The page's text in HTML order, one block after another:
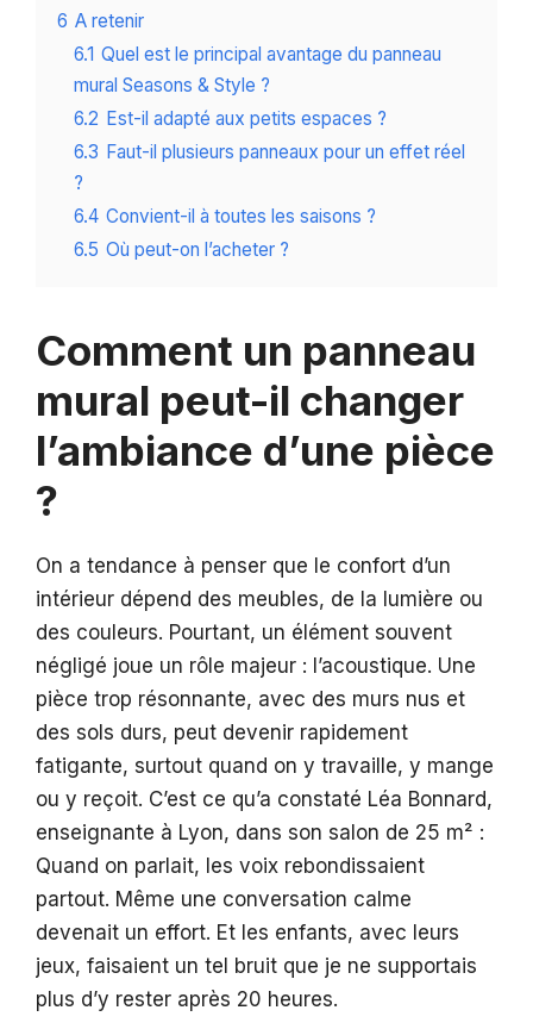
6 A retenir
6.1 Quel est le principal avantage du panneau
mural Seasons & Style ?
6.2 Est-il adapté aux petits espaces ?
6.3 Faut-il plusieurs panneaux pour un effet réel
?
6.4 Convient-il à toutes les saisons ?
6.5 Où peut-on l’acheter ?
Comment un panneau
mural peut-il changer
l’ambiance d’une pièce
?
On a tendance à penser que le confort d’un
intérieur dépend des meubles, de la lumière ou
des couleurs. Pourtant, un élément souvent
négligé joue un rôle majeur : l’acoustique. Une
pièce trop résonnante, avec des murs nus et
des sols durs, peut devenir rapidement
fatigante, surtout quand on y travaille, y mange
ou y reçoit. C’est ce qu’a constaté Léa Bonnard,
enseignante à Lyon, dans son salon de 25 m² :
Quand on parlait, les voix rebondissaient
partout. Même une conversation calme
devenait un effort. Et les enfants, avec leurs
jeux, faisaient un tel bruit que je ne supportais
plus d’y rester après 20 heures.